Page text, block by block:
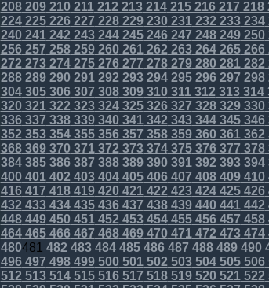
208209210211212 213214215216217 218
224225226227 228229230231232 233234
240241242 243244245246247 248249250
256257 258259260261262 263264265266
272 273274275276277 278279280281282
288289290291292 293294295296297 298
304305306307 308309310311312 313314
320321322 323324325326327 328329330
336337 338339340341342 343344345346
352 353354355356357 358359360361362
368369370371372 373374375376377 378
384385386387 388389390391392 393394
400401402 403404405406407 408409410
416417 418419420421422 423424425426
432 433434435436437 438439440441442
448449450451452 453454455456457 458
464465466467 468469470471472 473474
480481 482 483484485486487 488489490
496497 498499500501502 503504505506
512 513514515516517 518519520521522